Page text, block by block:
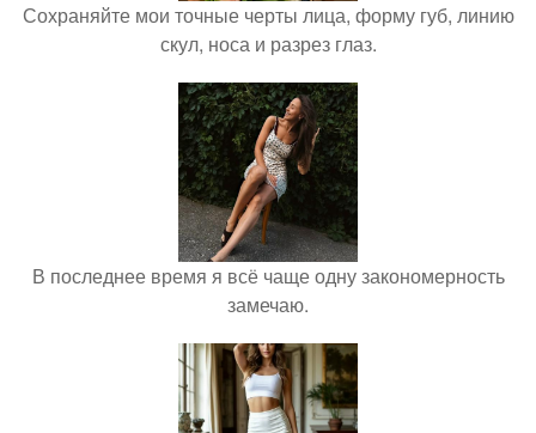
Сохраняйте мои точные черты лица, форму губ, линию
скул, носа и разрез глаз.
В последнее время я всё чаще одну закономерность
замечаю.